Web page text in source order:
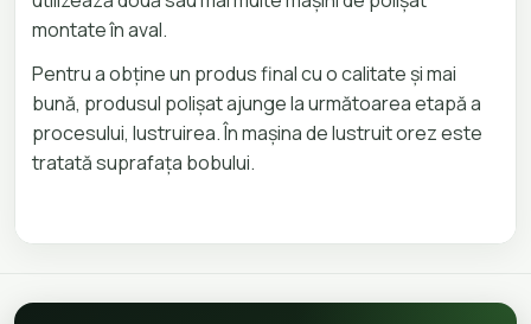
montate în aval.
Pentru a obține un produs final cu o calitate și mai
bună, produsul polișat ajunge la următoarea etapă a
procesului, lustruirea. În mașina de lustruit orez este
tratată suprafața bobului.